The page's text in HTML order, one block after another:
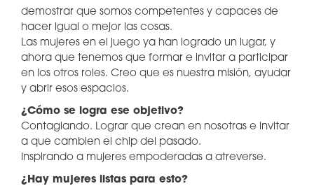
demostrar que somos competentes y capaces de
hacer igual o mejor las cosas.
Las mujeres en el juego ya han logrado un lugar, y
ahora que tenemos que formar e invitar a participar
en los otros roles. Creo que es nuestra misión, ayudar
y abrir esos espacios.
¿Cómo se logra ese objetivo?
Contagiando. Lograr que crean en nosotras e invitar
a que cambien el chip del pasado.
Inspirando a mujeres empoderadas a atreverse.
¿Hay mujeres listas para esto?